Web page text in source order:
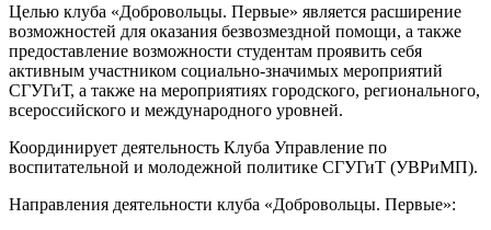
Целью клуба «Добровольцы. Первые» является расширение
возможностей для оказания безвозмездной помощи, а также
предоставление возможности студентам проявить себя
активным участником социально-значимых мероприятий
СГУГиТ, а также на мероприятиях городского, регионального,
всероссийского и международного уровней.
Координирует деятельность Клуба Управление по
воспитательной и молодежной политике СГУГиТ (УВРиМП).
Направления деятельности клуба «Добровольцы. Первые»: